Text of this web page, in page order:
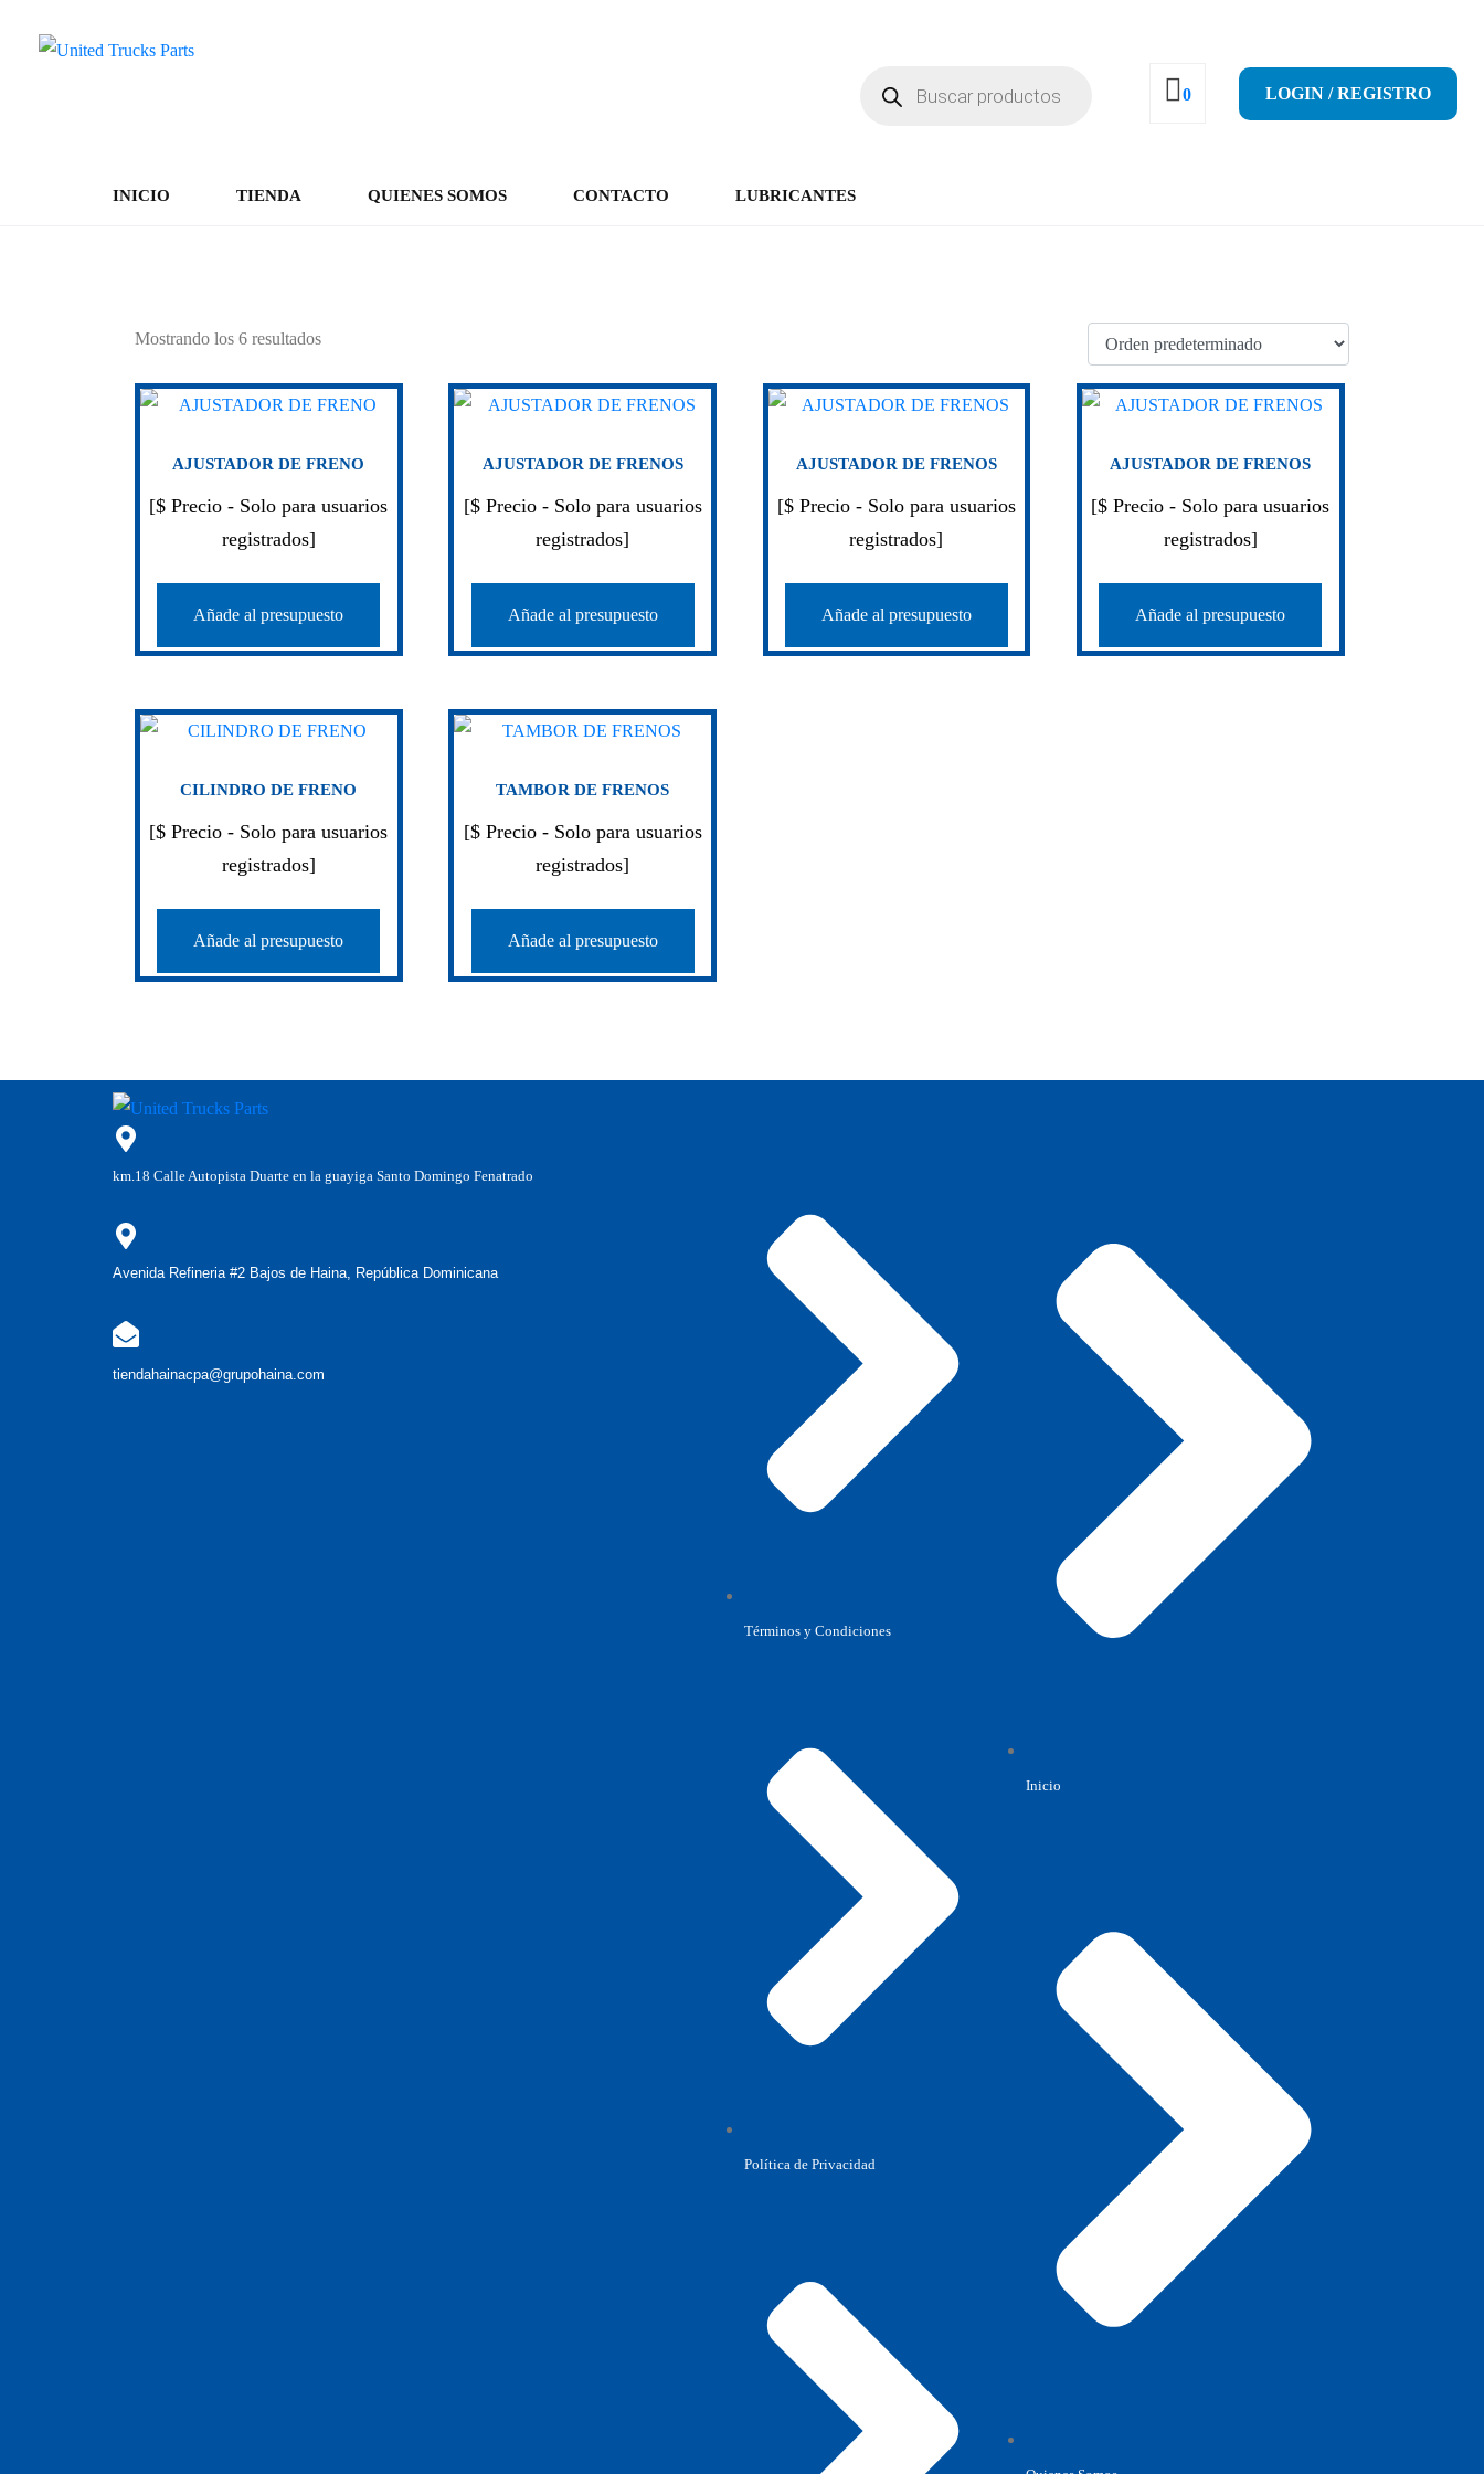
0 LOGIN / REGISTRO
INICIO TIENDA QUIENES SOMOS CONTACTO LUBRICANTES
Mostrando los 6 resultados
AJUSTADOR DE FRENO
[$ Precio - Solo para usuarios
registrados]
Añade al presupuesto
AJUSTADOR DE FRENOS
[$ Precio - Solo para usuarios
registrados]
Añade al presupuesto
AJUSTADOR DE FRENOS
[$ Precio - Solo para usuarios
registrados]
Añade al presupuesto
AJUSTADOR DE FRENOS
[$ Precio - Solo para usuarios
registrados]
Añade al presupuesto
CILINDRO DE FRENO
[$ Precio - Solo para usuarios
registrados]
Añade al presupuesto
TAMBOR DE FRENOS
[$ Precio - Solo para usuarios
registrados]
Añade al presupuesto
km.18 Calle Autopista Duarte en la guayiga Santo Domingo Fenatrado
Avenida Refineria #2 Bajos de Haina, República Dominicana
tiendahainacpa@grupohaina.com
Términos y Condiciones
Política de Privacidad
Inicio